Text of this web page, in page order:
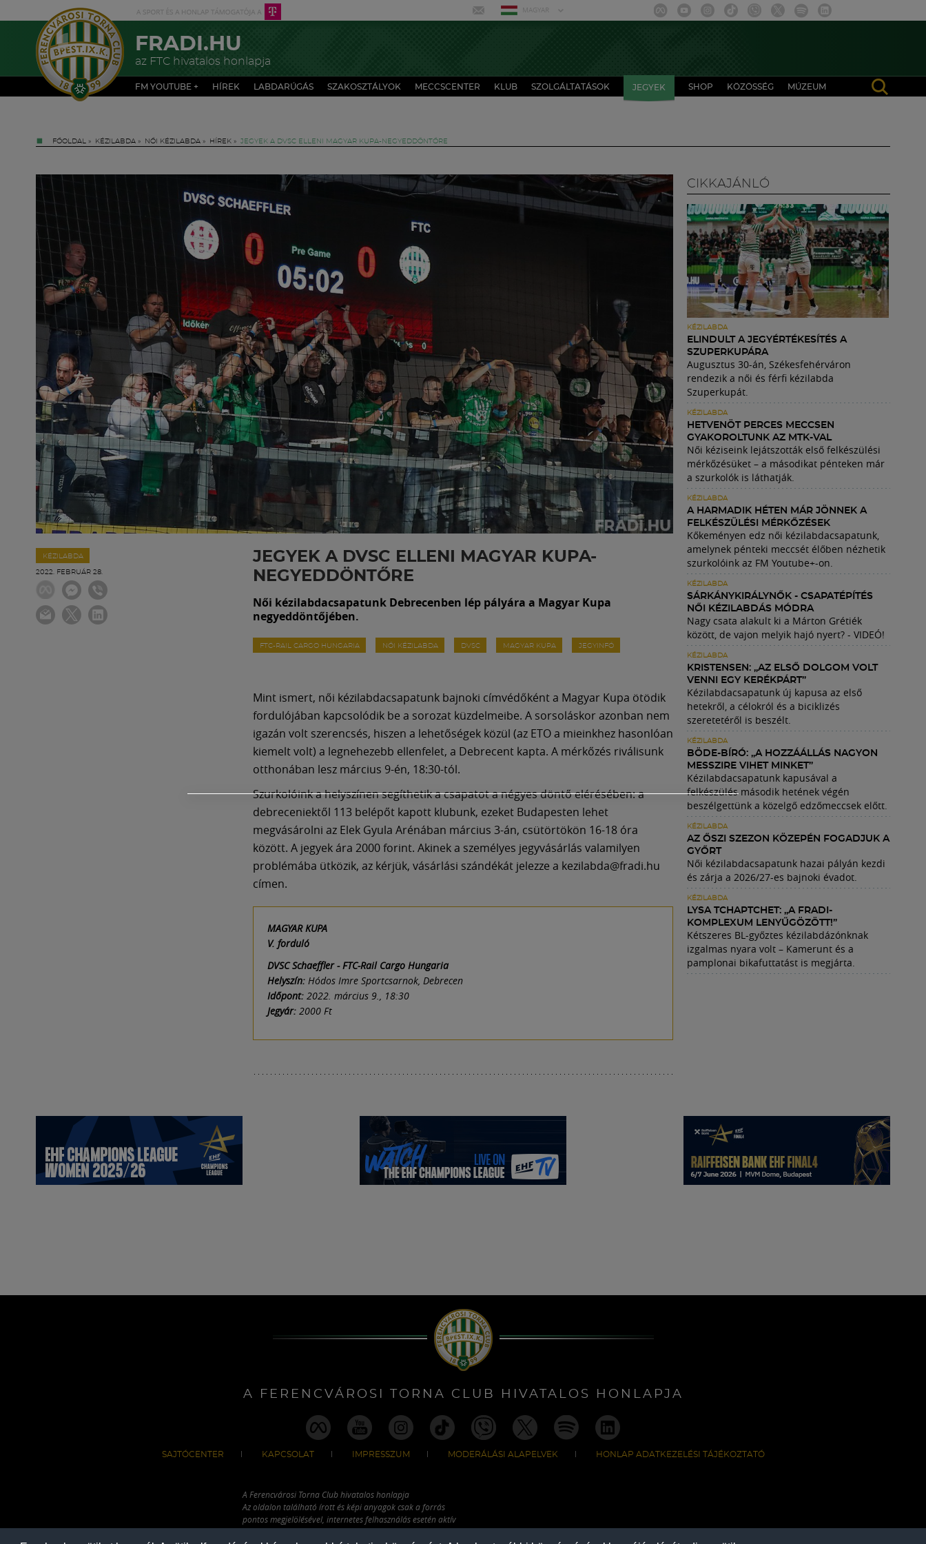
MAGYAR
FRADI.HU
az FTC hivatalos honlapja
FM YOUTUBE + HÍREK LABDARÚGÁS SZAKOSZTÁLYOK MECCSCENTER KLUB SZOLGÁLTATÁSOK JEGYEK SHOP KÖZÖSSÉG MÚZEUM
FŐOLDAL » KÉZILABDA » NŐI KÉZILABDA » HÍREK » JEGYEK A DVSC ELLENI MAGYAR KUPA-NEGYEDDÖNTŐRE
KÉZILABDA
2022. FEBRUÁR 28.
JEGYEK A DVSC ELLENI MAGYAR KUPA-
NEGYEDDÖNTŐRE
Női kézilabdacsapatunk Debrecenben lép pályára a Magyar Kupa
negyeddöntőjében.
FTC-RAIL CARGO HUNGARIA NŐI KÉZILABDA DVSC MAGYAR KUPA JEGYINFÓ
Mint ismert, női kézilabdacsapatunk bajnoki címvédőként a Magyar Kupa ötödik
fordulójában kapcsolódik be a sorozat küzdelmeibe. A sorsoláskor azonban nem
igazán volt szerencsés, hiszen a lehetőségek közül (az ETO a mieinkhez hasonlóan
kiemelt volt) a legnehezebb ellenfelet, a Debrecent kapta. A mérkőzés riválisunk
otthonában lesz március 9-én, 18:30-tól.
Szurkolóink a helyszínen segíthetik a csapatot a négyes döntő elérésében: a
debreceniektől 113 belépőt kapott klubunk, ezeket Budapesten lehet
megvásárolni az Elek Gyula Arénában március 3-án, csütörtökön 16-18 óra
között. A jegyek ára 2000 forint. Akinek a személyes jegyvásárlás valamilyen
problémába ütközik, az kérjük, vásárlási szándékát jelezze a kezilabda@fradi.hu
címen.
MAGYAR KUPA
V. forduló
DVSC Schaeffler - FTC-Rail Cargo Hungaria
Helyszín:Hódos Imre Sportcsarnok, Debrecen
Időpont:2022. március 9., 18:30
Jegyár:2000 Ft
CIKKAJÁNLÓ
KÉZILABDA
ELINDULT A JEGYÉRTÉKESÍTÉS A
SZUPERKUPÁRA
Augusztus 30-án, Székesfehérváron
rendezik a női és férfi kézilabda
Szuperkupát.
KÉZILABDA
HETVENÖT PERCES MECCSEN
GYAKOROLTUNK AZ MTK-VAL
Női kéziseink lejátszották első felkészülési
mérkőzésüket – a másodikat pénteken már
a szurkolók is láthatják.
KÉZILABDA
A HARMADIK HÉTEN MÁR JÖNNEK A
FELKÉSZÜLÉSI MÉRKŐZÉSEK
Kőkeményen edz női kézilabdacsapatunk,
amelynek pénteki meccsét élőben nézhetik
szurkolóink az FM Youtube+-on.
KÉZILABDA
SÁRKÁNYKIRÁLYNŐK - CSAPATÉPÍTÉS
NŐI KÉZILABDÁS MÓDRA
Nagy csata alakult ki a Márton Grétiék
között, de vajon melyik hajó nyert? - VIDEÓ!
KÉZILABDA
KRISTENSEN: „AZ ELSŐ DOLGOM VOLT
VENNI EGY KERÉKPÁRT”
Kézilabdacsapatunk új kapusa az első
hetekről, a célokról és a biciklizés
szeretetéről is beszélt.
KÉZILABDA
BÖDE-BÍRÓ: „A HOZZÁÁLLÁS NAGYON
MESSZIRE VIHET MINKET”
Kézilabdacsapatunk kapusával a
felkészülés második hetének végén
beszélgettünk a közelgő edzőmeccsek előtt.
KÉZILABDA
AZ ŐSZI SZEZON KÖZEPÉN FOGADJUK A
GYŐRT
Női kézilabdacsapatunk hazai pályán kezdi
és zárja a 2026/27-es bajnoki évadot.
KÉZILABDA
LYSA TCHAPTCHET: „A FRADI-
KOMPLEXUM LENYŰGÖZÖTT!”
Kétszeres BL-győztes kézilabdázónknak
izgalmas nyara volt – Kamerunt és a
pamplonai bikafuttatást is megjárta.
A FERENCVÁROSI TORNA CLUB HIVATALOS HONLAPJA
SAJTÓCENTER KAPCSOLAT IMPRESSZUM MODERÁLÁSI ALAPELVEK HONLAP ADATKEZELÉSI TÁJÉKOZTATÓ
A Ferencvárosi Torna Club hivatalos honlapja
Az oldalon található írott és képi anyagok csak a forrás
pontos megjelölésével, internetes felhasználás esetén aktív
hivatkozással használhatóak fel.